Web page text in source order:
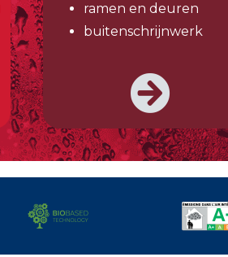
ramen en deuren
buitenschrijnwerk